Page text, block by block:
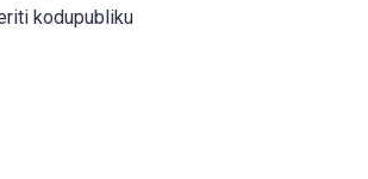
kodupubliku